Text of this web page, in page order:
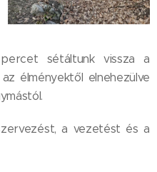
sétáltunk vissza a
élményektől elnehezülve
a vezetést és a